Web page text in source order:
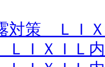
策 ＬＩＸ
ＩＸＩＬ